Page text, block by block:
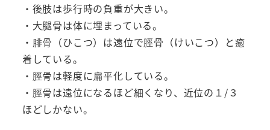
・後肢は歩行時の負重が大きい。
・大腿骨は体に埋まっている。
・腓骨（ひこつ）は遠位で脛骨（けいこつ）と癒
着している。
・脛骨は軽度に扁平化している。
・脛骨は遠位になるほど細くなり、近位の１/３
ほどしかない。